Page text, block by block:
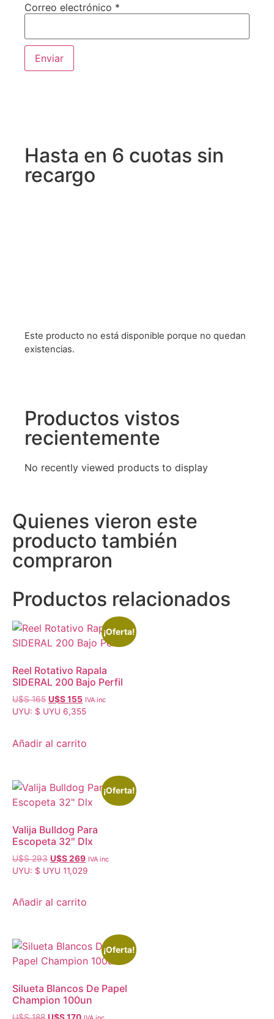
Correo electrónico *
Hasta en 6 cuotas sin
recargo
Este producto no está disponible porque no quedan
existencias.
Productos vistos
recientemente
No recently viewed products to display
Quienes vieron este
producto también
compraron
Productos relacionados
¡Oferta!
Reel Rotativo Rapala
SIDERAL 200 Bajo Perfil
U$S165 U$S155 IVA inc
UYU: $ UYU 6,355
Añadir al carrito
¡Oferta!
Valija Bulldog Para
Escopeta 32″ Dlx
U$S293 U$S269 IVA inc
UYU: $ UYU 11,029
Añadir al carrito
¡Oferta!
Silueta Blancos De Papel
Champion 100un